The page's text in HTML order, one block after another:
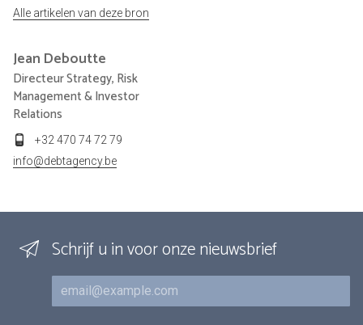
Alle artikelen van deze bron
Jean Deboutte
Directeur Strategy, Risk
Management & Investor
Relations
+32 470 74 72 79
info@debtagency.be
Schrijf u in voor onze nieuwsbrief
E-mail